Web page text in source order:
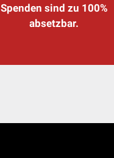
Spenden sind zu 100%
absetzbar.